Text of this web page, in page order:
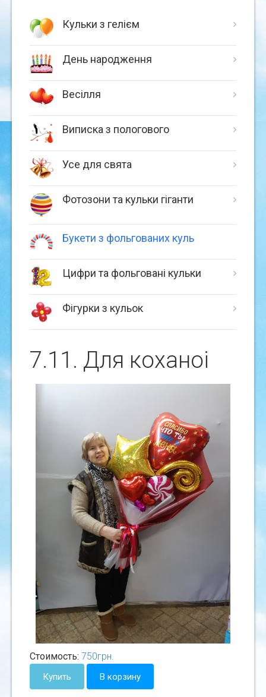
Кульки з гелієм
День народження
Весілля
Виписка з пологового
Усе для свята
Фотозони та кульки гіганти
Букети з фольгованих куль
Цифри та фольговані кульки
Фігурки з кульок
7.11. Для коханоі
Стоимость: 750грн.
Купить В корзину